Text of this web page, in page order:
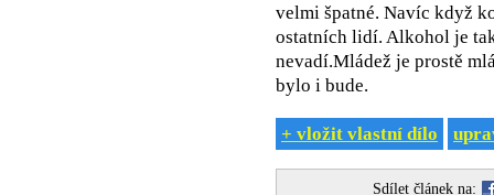
velmi špatné. Navíc když
ostatních lidí. Alkohol je
nevadí.Mládež je prostě
bylo i bude.
+ vložit vlastní dílo
Sdílet článek na: